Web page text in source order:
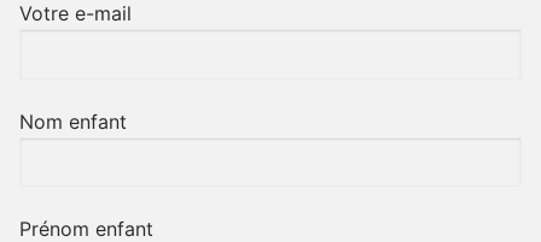
Votre e-mail
Nom enfant
Prénom enfant